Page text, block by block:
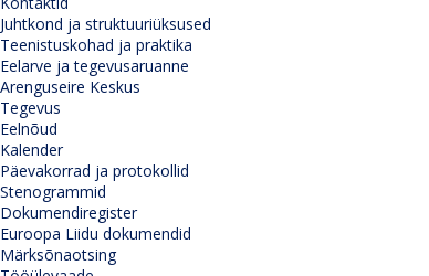
Juhtkond ja struktuuriüksused
Teenistuskohad ja praktika
Eelarve ja tegevusaruanne
Arenguseire Keskus
Tegevus
Eelnõud
Kalender
Päevakorrad ja protokollid
Stenogrammid
Dokumendiregister
Euroopa Liidu dokumendid
Märksõnaotsing